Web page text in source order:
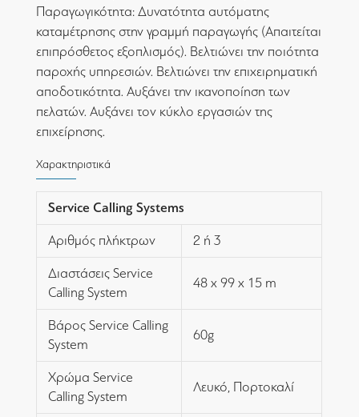
Παραγωγικότητα: Δυνατότητα αυτόματης
καταμέτρησης στην γραμμή παραγωγής (Απαιτείται
επιπρόσθετος εξοπλισμός). Βελτιώνει την ποιότητα
παροχής υπηρεσιών. Βελτιώνει την επιχειρηματική
αποδοτικότητα. Αυξάνει την ικανοποίηση των
πελατών. Αυξάνει τον κύκλο εργασιών της
επιχείρησης.
Χαρακτηριστικά
Service Calling Systems
Αριθμός πλήκτρων 2 ή 3
Διαστάσεις Service
Calling System
48 x 99 x 15 m
Βάρος Service Calling
System
60g
Χρώμα Service
Calling System
Λευκό, Πορτοκαλί